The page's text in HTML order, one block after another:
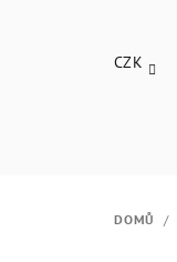
CZK
DOMŮ /